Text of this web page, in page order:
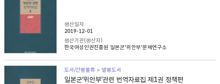
생산일자
2019-12-01
생산기관(생산자)
한국여성인권진흥원 일본군'위안부'문제연구소
도서/간행물류 > 발행도서
일본군‘위안부’관련 번역자료집 제1권 정책편